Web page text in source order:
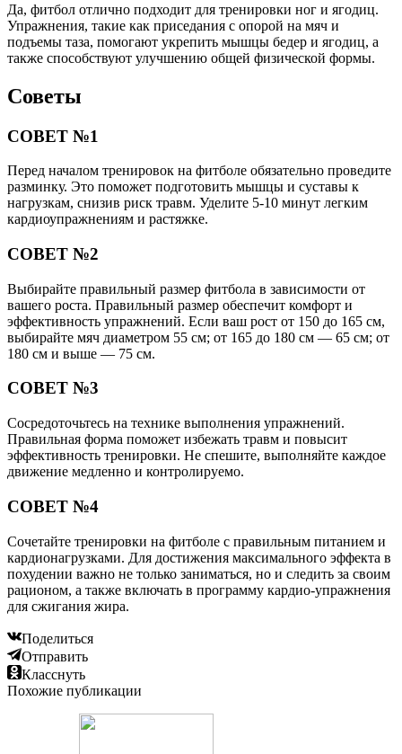
Да, фитбол отлично подходит для тренировки ног и ягодиц.
Упражнения, такие как приседания с опорой на мяч и
подъемы таза, помогают укрепить мышцы бедер и ягодиц, а
также способствуют улучшению общей физической формы.
Советы
СОВЕТ №1
Перед началом тренировок на фитболе обязательно проведите
разминку. Это поможет подготовить мышцы и суставы к
нагрузкам, снизив риск травм. Уделите 5-10 минут легким
кардиоупражнениям и растяжке.
СОВЕТ №2
Выбирайте правильный размер фитбола в зависимости от
вашего роста. Правильный размер обеспечит комфорт и
эффективность упражнений. Если ваш рост от 150 до 165 см,
выбирайте мяч диаметром 55 см; от 165 до 180 см — 65 см; от
180 см и выше — 75 см.
СОВЕТ №3
Сосредоточьтесь на технике выполнения упражнений.
Правильная форма поможет избежать травм и повысит
эффективность тренировки. Не спешите, выполняйте каждое
движение медленно и контролируемо.
СОВЕТ №4
Сочетайте тренировки на фитболе с правильным питанием и
кардионагрузками. Для достижения максимального эффекта в
похудении важно не только заниматься, но и следить за своим
рационом, а также включать в программу кардио-упражнения
для сжигания жира.
Поделиться
Отправить
Класснуть
Похожие публикации